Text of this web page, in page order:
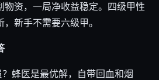
物资，一局净收益稳定。四级甲性
新手不需要六级甲。
蜂医是最优解，自带回血和烟